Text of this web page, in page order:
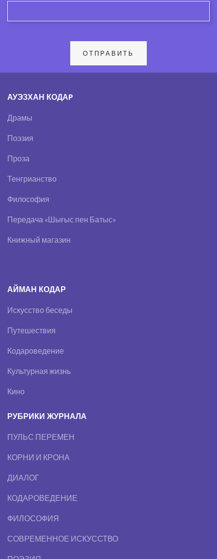
АУЭЗХАН КОДАP
Драмы
Поэзия
Проза
Тенгрианство
Философия
Передача «Шығыс пен Батыс»
Книжный магазин
АЙМАН КОДАР
Искусство беседы
Путешествия
Кодароведение
Культурная жизнь
Кино
РУБРИКИ ЖУРНАЛА
ПУЛЬС ПЕРЕМЕН
КОРНИ И КРОНА
ДИАЛОГ
КОДАРОВЕДЕНИЕ
ФИЛОСОФИЯ
СОВРЕМЕННОЕ ИСКУССТВО